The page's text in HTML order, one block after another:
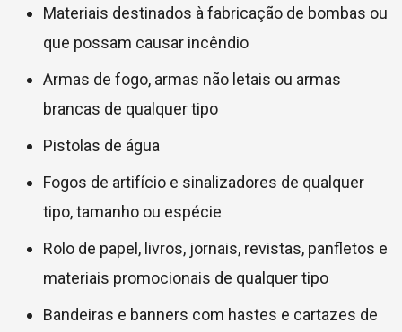
Materiais destinados à fabricação de bombas ou
que possam causar incêndio
Armas de fogo, armas não letais ou armas
brancas de qualquer tipo
Pistolas de água
Fogos de artifício e sinalizadores de qualquer
tipo, tamanho ou espécie
Rolo de papel, livros, jornais, revistas, panfletos e
materiais promocionais de qualquer tipo
Bandeiras e banners com hastes e cartazes de